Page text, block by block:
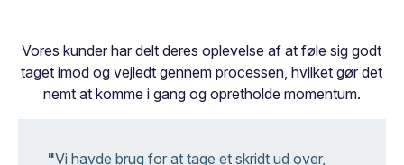
Vores kunder har delt deres oplevelse af at føle sig godt
taget imod og vejledt gennem processen, hvilket gør det
nemt at komme i gang og opretholde momentum.
"Vi havde brug for at tage et skridt ud over,